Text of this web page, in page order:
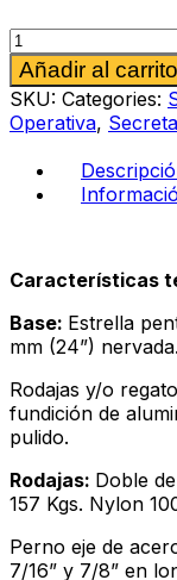
Silla
operativa
Sabbia
285
al
arenilla
Añadir al carrito
SKU: Categories:
Operativa,
Características
Base: Estrella
mm (24”)
Rodajas y/o
fundición de
pulido.
Rodajas: Doble
157 Kgs. Nylon
Perno eje de
7/16” y 7/8” en